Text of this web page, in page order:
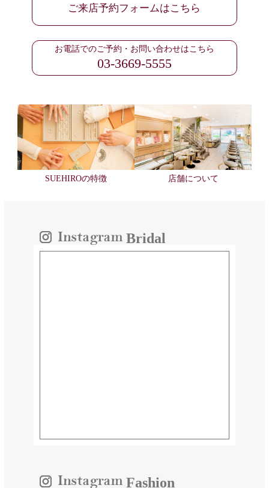
ご来店予約フォームはこちら
お電話でのご予約・お問い合わせはこちら
03-3669-5555
SUEHIROの特徴 店舗について
Bridal
Fashion